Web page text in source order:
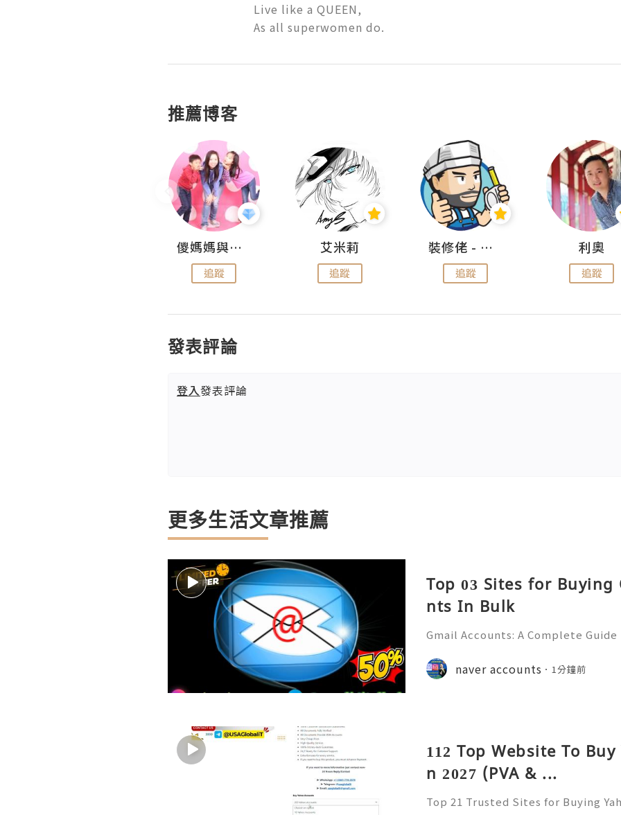
Live like a QUEEN,
As all superwomen do.
推薦博客
儍媽媽與兩隻小魔怪之家
追蹤
艾米莉
追蹤
裝修佬 - 香港一站式網上裝修平台
追蹤
利奧
追蹤
發表評論
登入發表評論
更多生活文章推薦
Top 03 Sites for
nts In Bulk
Gmail Accounts: A Complete
💎Fast & Reliable 24/7 Customer
sApp :+1 (506) 541-7768
naver accounts 1分鐘前
112 Top Website To
n 2027 (PVA & ...
Top 21 Trusted Sites for Buying